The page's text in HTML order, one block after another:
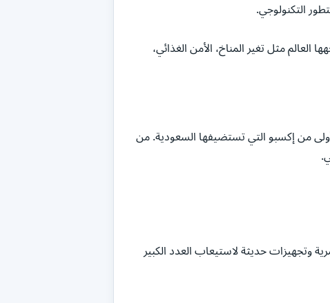
التكنولوجي.
مثل تغير المناخ، الأمن الغذائي،
من إكسبو التي تستضيفها السعودية. من
وتجهيزات حديثة لاستيعاب العدد الكبير